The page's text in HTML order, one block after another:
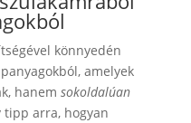
könnyedén
amelyek
hanem sokoldalúan
arra, hogyan